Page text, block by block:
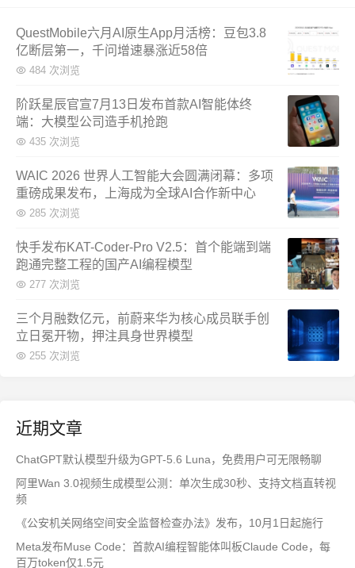
QuestMobile六月AI原生App月活榜：豆包3.8
亿断层第一，千问增速暴涨近58倍
484 次浏览
阶跃星辰官宣7月13日发布首款AI智能体终
端：大模型公司造手机抢跑
435 次浏览
WAIC 2026 世界人工智能大会圆满闭幕：多项
重磅成果发布，上海成为全球AI合作新中心
285 次浏览
快手发布KAT-Coder-Pro V2.5：首个能端到端
跑通完整工程的国产AI编程模型
277 次浏览
三个月融数亿元，前蔚来华为核心成员联手创
立日冕开物，押注具身世界模型
255 次浏览
近期文章
ChatGPT默认模型升级为GPT-5.6 Luna，免费用户可无限畅聊
阿里Wan 3.0视频生成模型公测：单次生成30秒、支持文档直转视
频
《公安机关网络空间安全监督检查办法》发布，10月1日起施行
Meta发布Muse Code：首款AI编程智能体叫板Claude Code，每
百万token仅1.5元